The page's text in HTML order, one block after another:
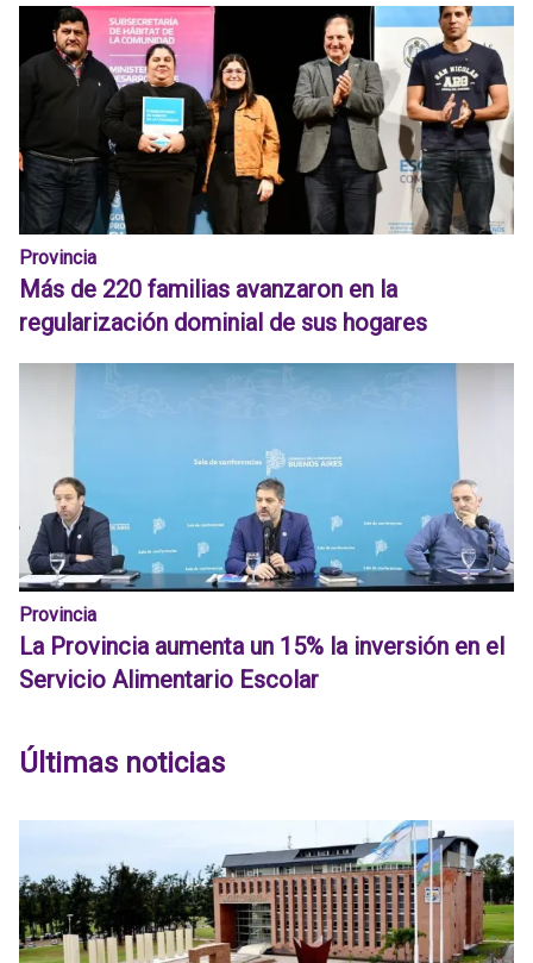
Provincia
Más de 220 familias avanzaron en la
regularización dominial de sus hogares
Provincia
La Provincia aumenta un 15% la inversión en el
Servicio Alimentario Escolar
Últimas noticias